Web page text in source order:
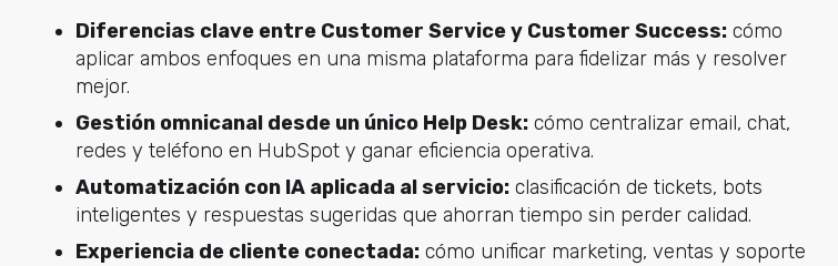
Diferencias clave entre Customer Service y Customer Success:cómo
aplicar ambos enfoques en una misma plataforma para fidelizar más y resolver
mejor.
Gestión omnicanal desde un único Help Desk:cómo centralizar email, chat,
redes y teléfono en HubSpot y ganar eficiencia operativa.
Automatización con IA aplicada al servicio:clasificación de tickets, bots
inteligentes y respuestas sugeridas que ahorran tiempo sin perder calidad.
Experiencia de cliente conectada:cómo unificar marketing, ventas y soporte